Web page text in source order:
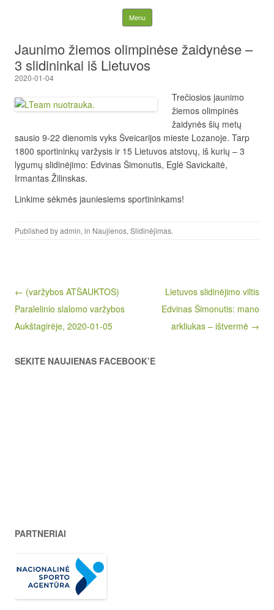
Lietuvos nacionalinė
slidinėjimo asociacija
Menu Skip to content
Jaunimo žiemos olimpinėse žaidynėse –
3 slidininkai iš Lietuvos
2020-01-04
Trečiosios jaunimo
žiemos olimpinės
žaidynės šių metų
sausio 9-22 dienomis vyks Šveicarijos mieste Lozanoje. Tarp
1800 sportininkų varžysis ir 15 Lietuvos atstovų, iš kurių – 3
lygumų slidinėjimo: Edvinas Šimonutis, Eglė Savickaitė,
Irmantas Žilinskas.
Linkime sėkmės jauniesiems sportininkams!
Published byadmin, in Naujienos, Slidinėjimas.
Post navigation
← (varžybos ATŠAUKTOS)
Paralelinio slalomo varžybos
Aukštagirėje, 2020-01-05
Lietuvos slidinėjimo viltis
Edvinas Šimonutis: mano
arkliukas – ištvermė →
SEKITE NAUJIENAS FACEBOOK’E
PARTNERIAI